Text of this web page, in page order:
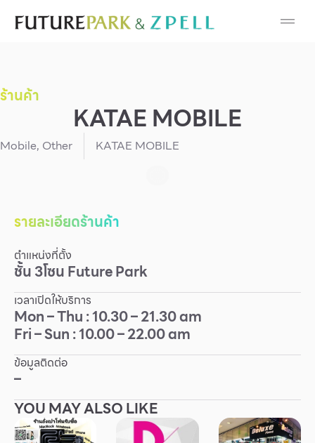
Cosmetic
Fashion
Food
Gold & Jewelry
IT
Mobile
Other
Service
ร้านค้า
KATAE MOBILE
Mobile, Other KATAE MOBILE
รายละเอียดร้านค้า
ตำแหน่งที่ตั้ง
ชั้น3โซนFuture Park
เวลาเปิดให้บริการ
Mon – Thu : 10.30 – 21.30 am
Fri – Sun : 10.00 – 22.00 am
ข้อมูลติดต่อ
–
YOU MAY ALSO LIKE